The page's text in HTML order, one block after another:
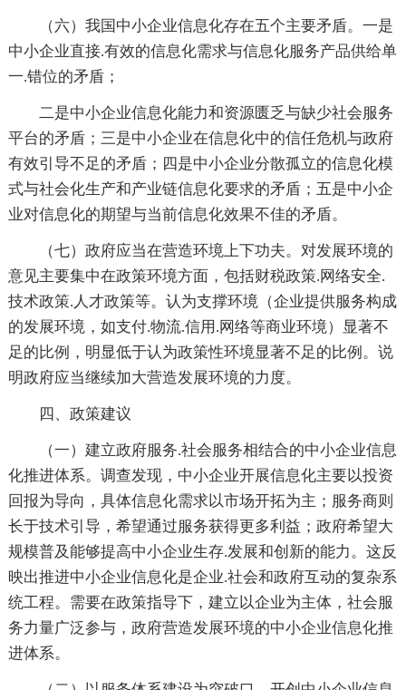
（六）我国中小企业信息化存在五个主要矛盾。一是
中小企业直接.有效的信息化需求与信息化服务产品供给单
一.错位的矛盾；
二是中小企业信息化能力和资源匮乏与缺少社会服务
平台的矛盾；三是中小企业在信息化中的信任危机与政府
有效引导不足的矛盾；四是中小企业分散孤立的信息化模
式与社会化生产和产业链信息化要求的矛盾；五是中小企
业对信息化的期望与当前信息化效果不佳的矛盾。
（七）政府应当在营造环境上下功夫。对发展环境的
意见主要集中在政策环境方面，包括财税政策.网络安全.
技术政策.人才政策等。认为支撑环境（企业提供服务构成
的发展环境，如支付.物流.信用.网络等商业环境）显著不
足的比例，明显低于认为政策性环境显著不足的比例。说
明政府应当继续加大营造发展环境的力度。
四、政策建议
（一）建立政府服务.社会服务相结合的中小企业信息
化推进体系。调查发现，中小企业开展信息化主要以投资
回报为导向，具体信息化需求以市场开拓为主；服务商则
长于技术引导，希望通过服务获得更多利益；政府希望大
规模普及能够提高中小企业生存.发展和创新的能力。这反
映出推进中小企业信息化是企业.社会和政府互动的复杂系
统工程。需要在政策指导下，建立以企业为主体，社会服
务力量广泛参与，政府营造发展环境的中小企业信息化推
进体系。